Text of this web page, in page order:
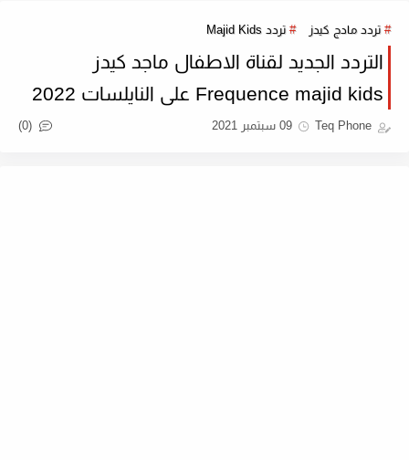
تردد مادج كيدز تردد Majid Kids
التردد الجديد لقناة الاطفال ماجد كيدز
Frequence majid kids على النايلسات 2022
Teq Phone 09 سبتمبر 2021 (0)